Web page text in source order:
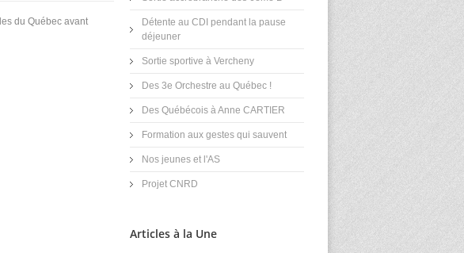
du Québec avant
Détente au CDI pendant la pause
déjeuner
Sortie sportive à Vercheny
Des 3e Orchestre au Québec !
Des Québécois à Anne CARTIER
Formation aux gestes qui sauvent
Nos jeunes et l'AS
Projet CNRD
Articles à la Une